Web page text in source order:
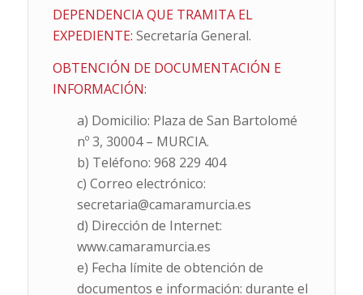
DEPENDENCIA QUE TRAMITA EL
EXPEDIENTE: Secretaría General.
OBTENCIÓN DE DOCUMENTACIÓN E
INFORMACIÓN:
a) Domicilio: Plaza de San Bartolomé
nº 3, 30004 – MURCIA.
b) Teléfono: 968 229 404
c) Correo electrónico:
secretaria@camaramurcia.es
d) Dirección de Internet:
www.camaramurcia.es
e) Fecha límite de obtención de
documentos e información: durante el